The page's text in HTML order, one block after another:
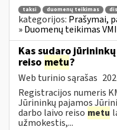
taksi duomenų teikimas
kategorijos: Prašymai,
» Duomenų teikimas VMI
Kas sudaro
reiso metu?
Web turinio sąrašas
Registracijos numeris
Jūrininkų pajamos
darbo laivo reiso metu
užmokestis,...